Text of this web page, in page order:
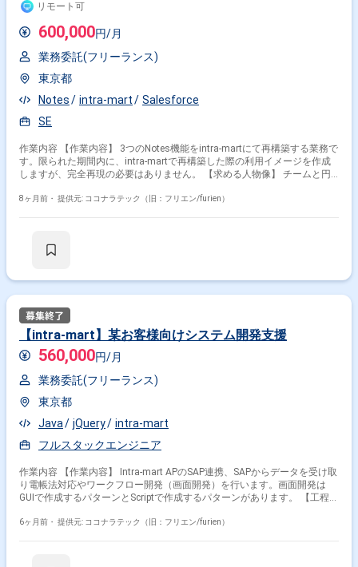
リモート可
600,000円/月
業務委託(フリーランス)
東京都
Notes
intra-mart
Salesforce
SE
作業内容 【作業内容】 3つのNotes機能をintra-martにて再構築する業務で
す。限られた期間内に、intra-martで再構築した際の利用イメージを作成
しますが、完全再現の必要はありません。 【求める人物像】 チームと円
mart
8ヶ月前・ 提供元: ココナラテック（旧：フリエン/furien）
【intra-mart】某お客様向けシステム開発支援
560,000円/月
業務委託(フリーランス)
東京都
Java
jQuery
intra-mart
フルスタックエンジニア
作業内容 【作業内容】 Intra-mart APのSAP連携、SAPからデータを受け取
り電帳法対応やワークフロー開発（画面開発）を行います。画面開発は
GUIで作成するパターンとScriptで作成するパターンがあります。 【工程】
6ヶ月前・ 提供元: ココナラテック（旧：フリエン/furien）